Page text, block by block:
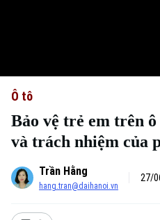
Ô tô
Bảo vệ trẻ em trên
và trách nhiệm của
Trần Hằng
hang.tran@daihanoi.vn
27/